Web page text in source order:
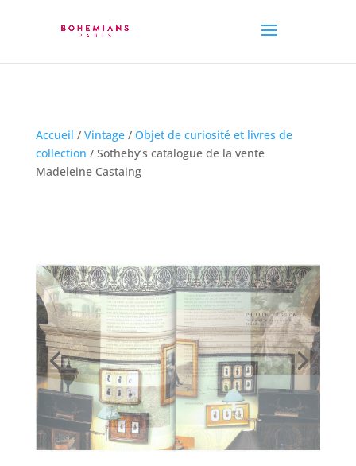
Accueil / Vintage/ Objet de curiosité et livres de
collection / Sotheby’s catalogue de la vente
Madeleine Castaing